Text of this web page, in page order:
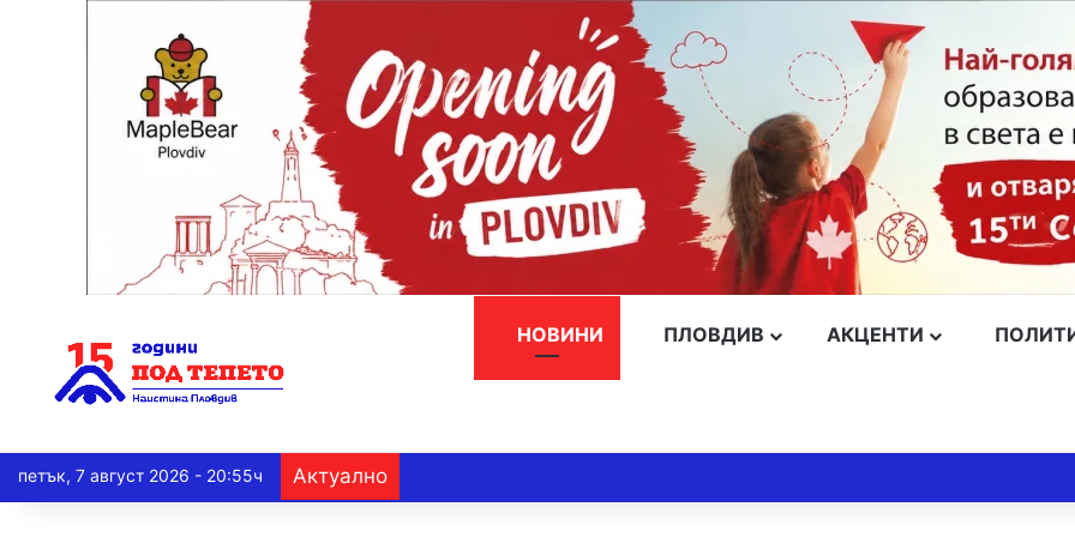
НОВИНИ ПЛОВДИВ АКЦЕНТИ
петък, 7 август 2026 - 20:55ч Актуално